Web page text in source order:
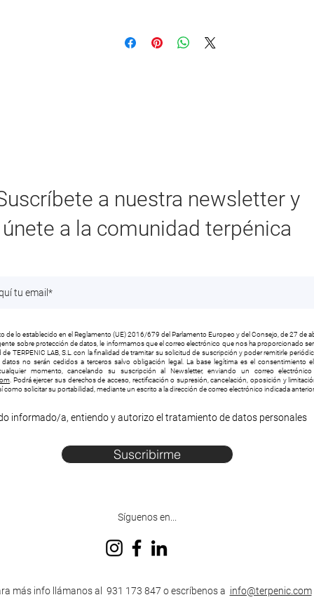
a nuestra newsletter y
únete a la comunidad terpénica
de lo establecido en el Reglamento (UE) 2016/679 del Parlamento Europeo y del Consejo, de 27 de
sobre protección de datos, le informamos que el correo electrónico que nos ha proporcionado
TERPENIC LAB, S.L. con la finalidad de tramitar su solicitud de suscripción y poder remitirle
datos no serán cedidos a terceros salvo obligación legal. La base legítima es el consentimiento
momento, cancelando su suscripción al Newsletter, enviando un correo
. Podrá ejercer sus derechos de acceso, rectificación o supresión, cancelación, oposición y
como solicitar su portabilidad, mediante un escrito a la dirección de correo electrónico indicada
informado/a, entiendo y autorizo el tratamiento de datos personales
Suscribirme
Síguenos en...
más info llámanos al 931 173 847 o escríbenos a info@terpenic.com